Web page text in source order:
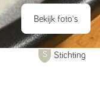
Bekijk foto's
Stichting